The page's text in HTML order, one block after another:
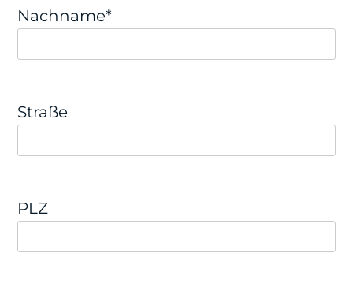
Nachname*
Straße
PLZ